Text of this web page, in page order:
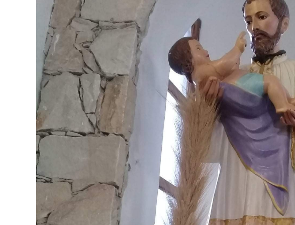
Los precios regulados aumentaron 3%. En esta división se
privados y en las tarifas de luz.